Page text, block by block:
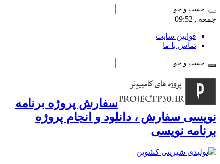
جمعه , 09:52
قوانین سایت
تماس با ما
سفارش پروژه برنامه
نویسی سفارش ، دانلود و انجام پروژه
برنامه نویسی